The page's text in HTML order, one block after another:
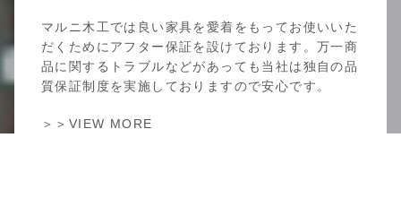
マルニ木工では良い家具を愛着をもってお使いいた
だくためにアフター保証を設けております。万一商
品に関するトラブルなどがあっても当社は独自の品
質保証制度を実施しておりますので安心です。
＞＞VIEW MORE